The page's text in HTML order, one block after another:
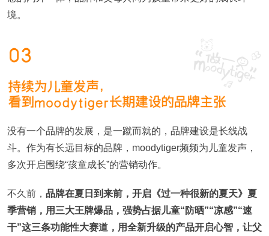
境。
没有一个品牌的发展，是一蹴而就的，品牌建设是长线战
斗。作为有长远目标的品牌，moodytiger频频为儿童发声，
多次开启围绕“孩童成长”的营销动作。
不久前， 品牌在夏日到来前，开启《过一种很新的夏天》夏
季营销，用三大王牌爆品，强势占据儿童“防晒”“凉感”“速
干”这三条功能性大赛道，用全新升级的产品开启心智，让父